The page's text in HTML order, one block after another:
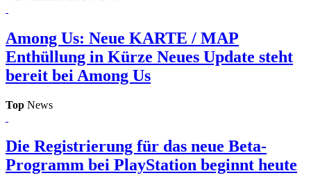
Among Us: Neue KARTE / MAP
Enthüllung in Kürze Neues Update steht
bereit bei Among Us
Top News
Die Registrierung für das neue Beta-
Programm bei PlayStation beginnt heute